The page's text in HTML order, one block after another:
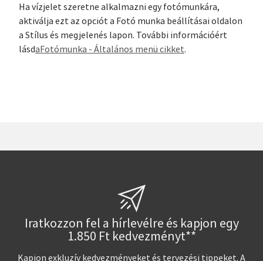
Ha vízjelet szeretne alkalmazni egy fotómunkára,
aktiválja ezt az opciót a Fotó munka beállításai oldalon
a Stílus és megjelenés lapon. További információért
lásdaFotómunka - Általános menü cikket.
Iratkozzon fel a hírlevélre és kapjon egy
1.850 Ft kedvezményt**
Kapjon exkluzív kedvezményeket és tervezési tippeket. A